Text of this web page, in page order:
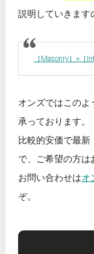
説明していきます
［Masonry］×［
オンズではこのよ
承っております。
比較的安価で最
で、ご希望の方は
お問い合わせはオ
ぞ。